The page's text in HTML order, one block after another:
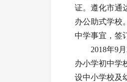
证。遵化市通
办公助式学校
中学事宜，签
2018年9月
办小学初中学
设中小学校及